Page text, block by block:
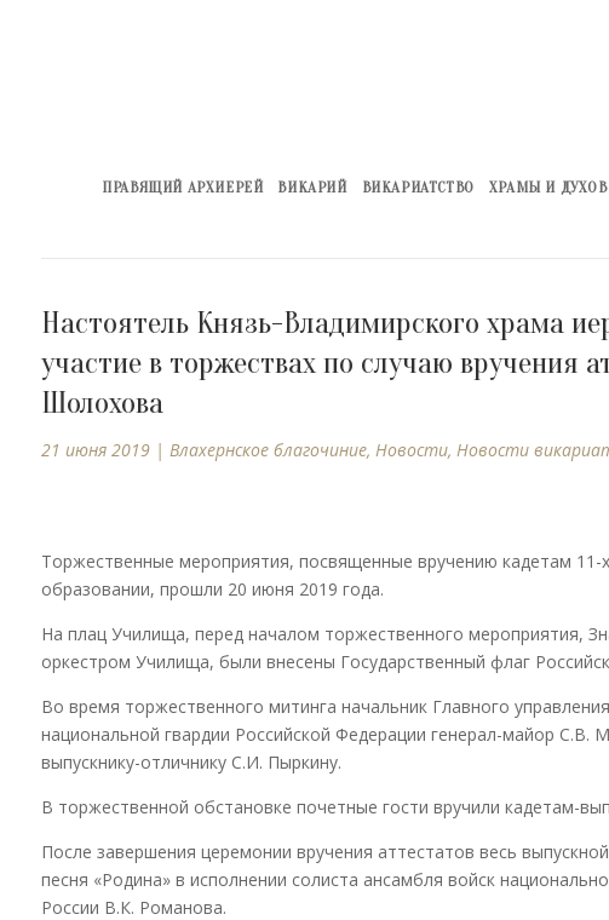
ПРАВЯЩИЙ АРХИЕРЕЙ ВИКАРИЙ ВИКАРИАТСТВО ХРАМЫ И
Настоятель Князь-Владимирского храма
участие в торжествах по случаю вручения
Шолохова
21 июня 2019| Влахернское благочиние, Новости, Новости
Торжественные мероприятия, посвященные вручению кадетам
образовании, прошли 20 июня 2019 года.
На плац Училища, перед началом торжественного мероприятия,
оркестром Училища, были внесены Государственный флаг
Во время торжественного митинга начальник Главного
национальной гвардии Российской Федерации генерал-майор С.В.
выпускнику-отличнику С.И. Пыркину.
В торжественной обстановке почетные гости вручили кадетам-
После завершения церемонии вручения аттестатов весь
песня «Родина» в исполнении солиста ансамбля войск
России В.К. Романова.